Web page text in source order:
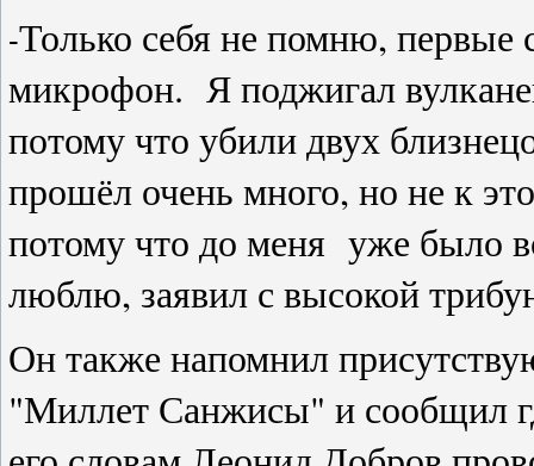
-Только себя не помню, первые
микрофон. Я поджигал
потому что убили двух
прошёл очень много, но не к
потому что до меня уже было
люблю, заявил с высокой
Он также напомнил
"Миллет Санжисы" и сообщил